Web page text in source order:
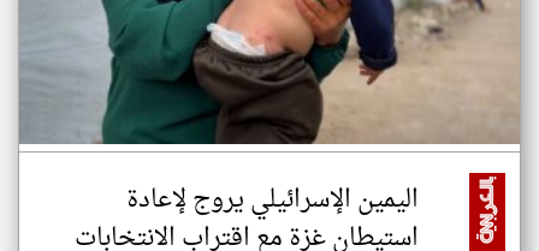
اليمين الإسرائيلي يروج لإعادة
استيطان غزة مع اقتراب الانتخابات